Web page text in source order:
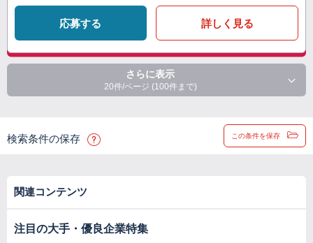
応募する 詳しく見る
さらに表示
20件/ページ (100件まで)
検索条件の保存 この条件を保存
関連コンテンツ
注目の大手・優良企業特集